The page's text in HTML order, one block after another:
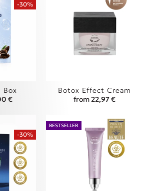
-30%
Box
price was: 50,00 €.
€Η τρέχουσα τιμή είναι: 35,00 €.
Botox Effect Cream
from22,97€
-30%
BESTSELLER